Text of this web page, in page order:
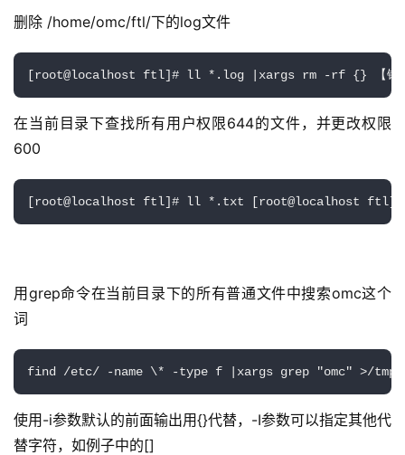
删除 /home/omc/ftl/下的log文件
[root@localhost ftl]# ll *.log |xargs rm -rf {} 【错
在当前目录下查找所有用户权限644的文件，并更改权限
600
[root@localhost ftl]# ll *.txt [root@localhost ftl]#
用grep命令在当前目录下的所有普通文件中搜索omc这个
词
find /etc/ -name \* -type f |xargs grep "omc" >/
使用-i参数默认的前面输出用{}代替，-I参数可以指定其他代
替字符，如例子中的[]